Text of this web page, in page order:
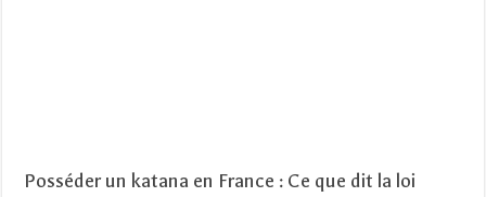
Posséder un katana en France : Ce que dit la loi